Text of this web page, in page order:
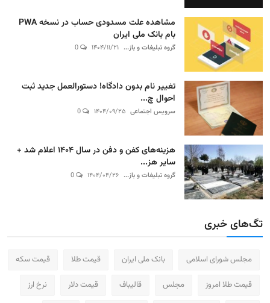
مشاهده علت مسدودی حساب در نسخه PWA
بام بانک ملی ایران
گروه تبلیغات و باز... ۱۴۰۴/۱۱/۲۱
تغییر نام بدون دادگاه! دستورالعمل جدید ثبت
احوال چ...
سرویس اجتماعی ۱۴۰۴/۰۹/۲۵
هزینه‌های کفن و دفن در سال ۱۴۰۴ اعلام شد +
سایر هز...
گروه تبلیغات و باز... ۱۴۰۴/۰۴/۲۶
تگ‌های خبری
مجلس شورای اسلامی بانک ملی ایران قیمت طلا قیمت سکه
قیمت طلا امروز مجلس قالیباف قیمت دلار نرخ ارز